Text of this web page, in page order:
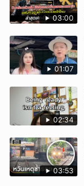
03:00
01:07
02:34
03:53